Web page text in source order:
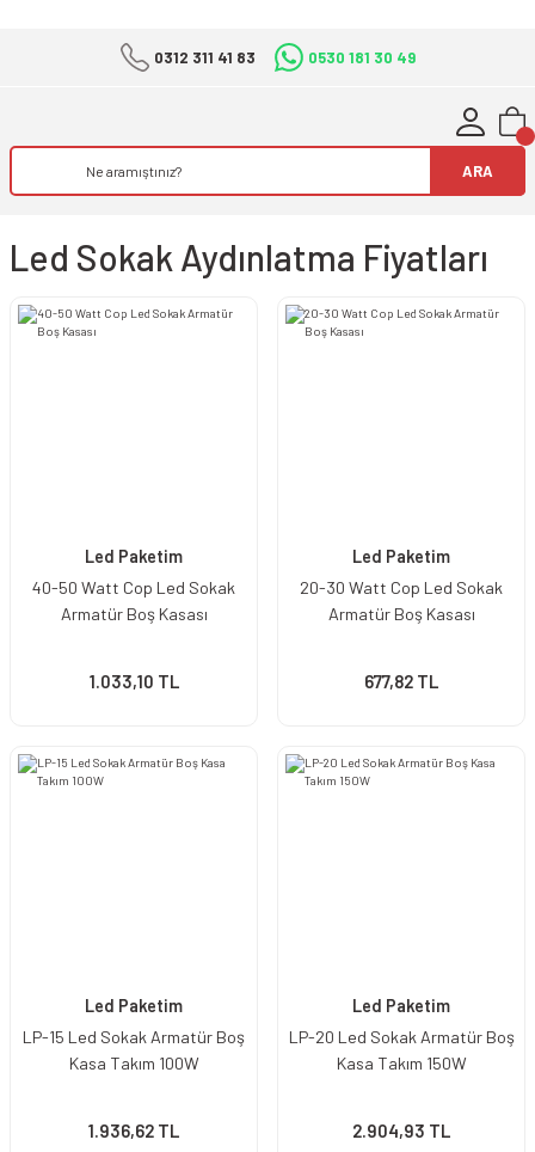
0312 311 41 83 0530 181 30 49
ARA
Led Sokak Aydınlatma Fiyatları
Led Paketim
40-50 Watt Cop Led Sokak
Armatür Boş Kasası
1.033,10 TL
Led Paketim
20-30 Watt Cop Led Sokak
Armatür Boş Kasası
677,82 TL
Led Paketim
LP-15 Led Sokak Armatür Boş
Kasa Takım 100W
1.936,62 TL
Led Paketim
LP-20 Led Sokak Armatür Boş
Kasa Takım 150W
2.904,93 TL